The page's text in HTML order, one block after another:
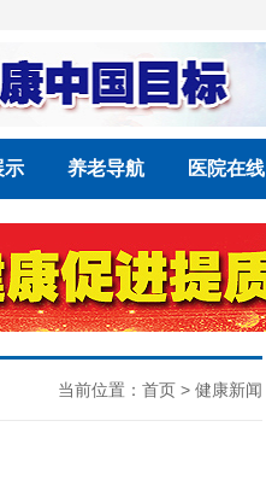
示 养老导航 医院在线
当前位置： 首页 > 健康新闻